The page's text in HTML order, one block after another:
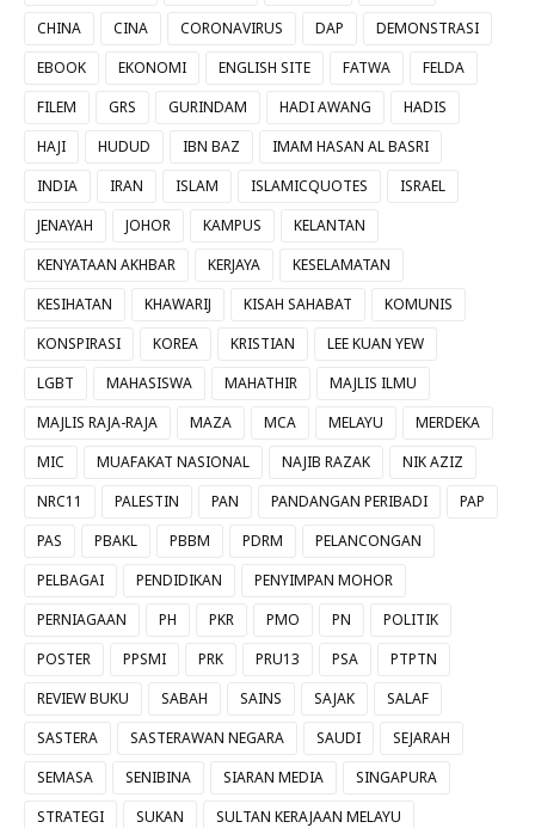
CHINA
CINA CORONAVIRUS DAP
DEMONSTRASI
EBOOK
EKONOMI ENGLISH SITE FATWA
FELDA
FILEM
GRS GURINDAM HADI AWANG
HADIS
HAJI
HUDUD IBN BAZ
IMAM HASAN AL BASRI
INDIA
IRAN ISLAM ISLAMICQUOTES
ISRAEL
JENAYAH
JOHOR KAMPUS
KELANTAN
KENYATAAN AKHBAR
KERJAYA
KESELAMATAN
KESIHATAN
KHAWARIJ KISAH SAHABAT
KOMUNIS
KONSPIRASI
KOREA KRISTIAN
LEE KUAN YEW
LGBT
MAHASISWA MAHATHIR
MAJLIS ILMU
MAJLIS RAJA-RAJA
MAZA MCA MELAYU
MERDEKA
MIC
MUAFAKAT NASIONAL NAJIB RAZAK
NIK AZIZ
NRC11
PALESTIN PAN PANDANGAN PERIBADI
PAP
PAS
PBAKL PBBM PDRM
PELANCONGAN
PELBAGAI
PENDIDIKAN
PENYIMPAN MOHOR
PERNIAGAAN
PH PKR PMO PN
POLITIK
POSTER
PPSMI PRK PRU13 PSA
PTPTN
REVIEW BUKU
SABAH SAINS SAJAK
SALAF
SASTERA
SASTERAWAN NEGARA SAUDI
SEJARAH
SEMASA
SENIBINA SIARAN MEDIA
SINGAPURA
STRATEGI
SUKAN
SULTAN KERAJAAN MELAYU